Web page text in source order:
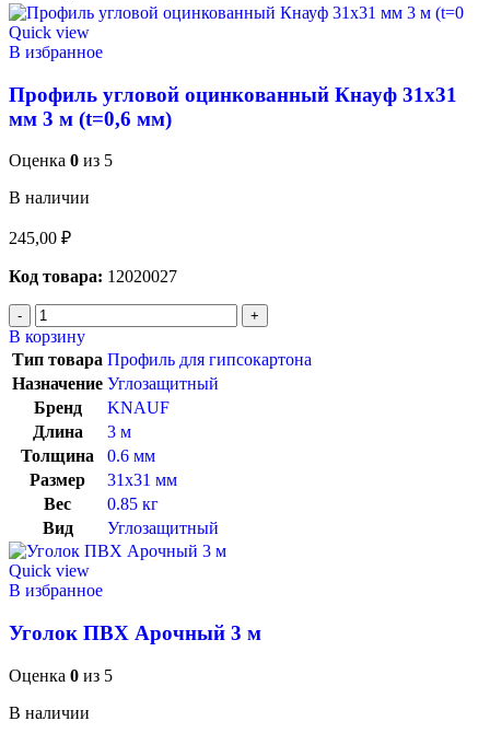
Quick view
В избранное
Профиль угловой оцинкованный Кнауф 31х31
мм 3 м (t=0,6 мм)
Оценка 0 из 5
В наличии
245,00 ₽
Код товара: 12020027
В корзину
Тип товара Профиль для гипсокартона
Назначение Углозащитный
Бренд
KNAUF
Длина
3 м
Толщина
0.6 мм
Размер
31х31 мм
Вес
0.85 кг
Вид
Углозащитный
Quick view
В избранное
Уголок ПВХ Арочный 3 м
Оценка 0 из 5
В наличии